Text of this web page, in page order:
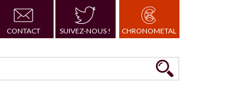
CONTACT SUIVEZ-NOUS ! CHRONOMETAL